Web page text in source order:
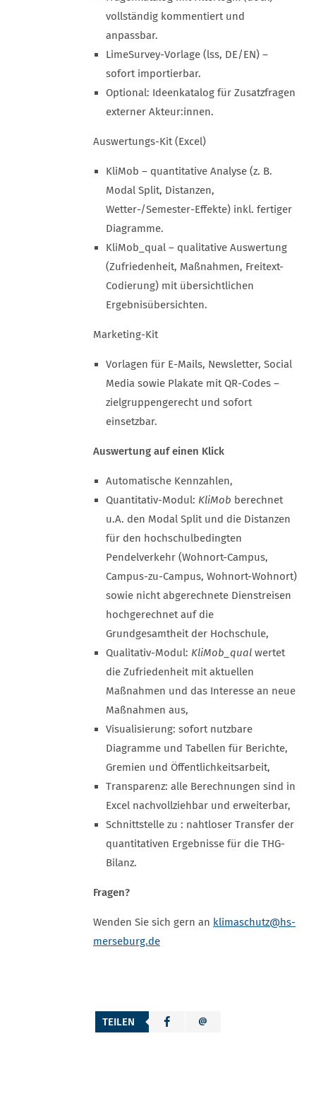
vollständig kommentiert und
anpassbar.
LimeSurvey-Vorlage (lss, DE/EN) –
sofort importierbar.
Optional: Ideenkatalog für Zusatzfragen
externer Akteur:innen.
Auswertungs-Kit (Excel)
KliMob – quantitative Analyse (z. B.
Modal Split, Distanzen,
Wetter-/Semester-Effekte) inkl. fertiger
Diagramme.
KliMob_qual – qualitative Auswertung
(Zufriedenheit, Maßnahmen, Freitext-
Codierung) mit übersichtlichen
Ergebnisübersichten.
Marketing-Kit
Vorlagen für E-Mails, Newsletter, Social
Media sowie Plakate mit QR-Codes –
zielgruppengerecht und sofort
einsetzbar.
Auswertung auf einen Klick
Automatische Kennzahlen,
Quantitativ-Modul: KliMob berechnet
u.A. den Modal Split und die Distanzen
für den hochschulbedingten
Pendelverkehr (Wohnort-Campus,
Campus-zu-Campus, Wohnort-Wohnort)
sowie nicht abgerechnete Dienstreisen
hochgerechnet auf die
Grundgesamtheit der Hochschule,
Qualitativ-Modul: KliMob_qual wertet
die Zufriedenheit mit aktuellen
Maßnahmen und das Interesse an neue
Maßnahmen aus,
Visualisierung: sofort nutzbare
Diagramme und Tabellen für Berichte,
Gremien und Öffentlichkeitsarbeit,
Transparenz: alle Berechnungen sind in
Excel nachvollziehbar und erweiterbar,
Schnittstelle zu : nahtloser Transfer der
quantitativen Ergebnisse für die THG-
Bilanz.
Fragen?
Wenden Sie sich gern an klimaschutz@hs-
merseburg.de
TEILEN